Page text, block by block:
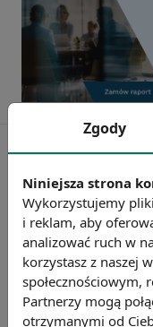
Zgody
Niniejsza strona
Wykorzystujemy
i reklam, aby
analizować ruch w
korzystasz z naszej
społecznościowym,
Partnerzy mogą
otrzymanymi od